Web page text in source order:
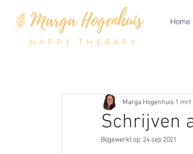
HAPPY THERAPY
Home
Schrijven
Marga Hogenhuis 1 mrt
Bijgewerkt op: 24 sep 2021